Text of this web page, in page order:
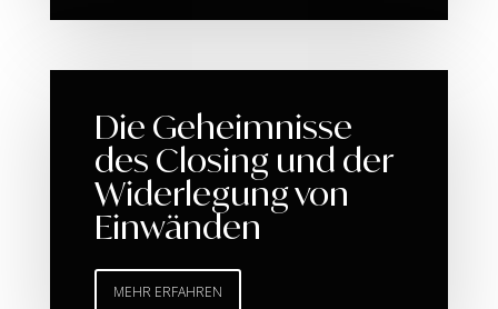
Die Geheimnisse
des Closing und der
Widerlegung von
Einwänden
MEHR ERFAHREN